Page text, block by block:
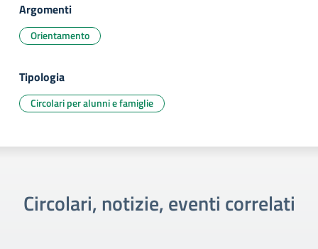
Argomenti
Orientamento
Tipologia
Circolari per alunni e famiglie
Circolari, notizie, eventi correlati